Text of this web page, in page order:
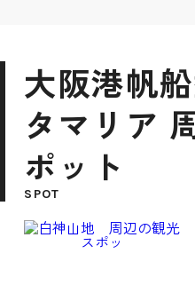
大阪港帆
タマリア
ポット
SPOT